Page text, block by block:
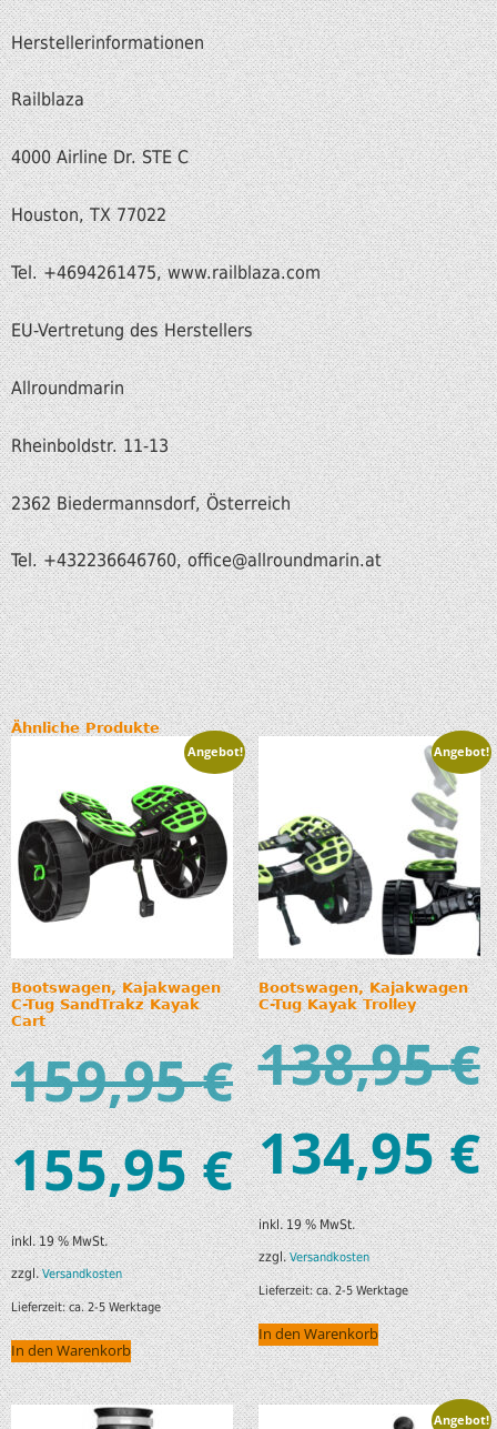
Herstellerinformationen
Railblaza
4000 Airline Dr. STE C
Houston, TX 77022
Tel. +4694261475, www.railblaza.com
EU-Vertretung des Herstellers
Allroundmarin
Rheinboldstr. 11-13
2362 Biedermannsdorf, Österreich
Tel. +432236646760, office@allroundmarin.at
Ähnliche Produkte
Angebot!
Bootswagen, Kajakwagen
C-Tug SandTrakz Kayak
Cart
159,95€
155,95€
inkl. 19 % MwSt.
zzgl.Versandkosten
Lieferzeit:ca. 2-5 Werktage
In den Warenkorb
Angebot!
Bootswagen, Kajakwagen
C-Tug Kayak Trolley
138,95€
134,95€
inkl. 19 % MwSt.
zzgl.Versandkosten
Lieferzeit:ca. 2-5 Werktage
In den Warenkorb
Angebot!